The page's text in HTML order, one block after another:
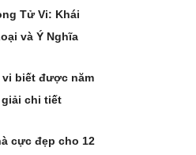
Tử Vi: Khái
và Ý Nghĩa
biết được năm
chi tiết
cực đẹp cho 12